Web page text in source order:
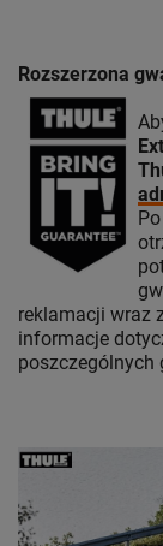
Rozszerzona
reklamacji wraz
informacje
poszczególnych